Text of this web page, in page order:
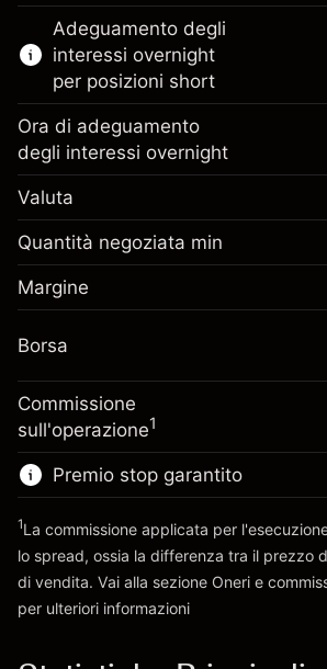
CFD
Knock-out
Margine. Il tuo
Adeguamento
finanziamento overnight
Oneri per l'intero valore della
posizione
Dimensione dell'operazione a
Denaro da leva ~
Vai alla piattaforma
Adeguamento degli
interessi overnight
per posizioni short
Margine. Il tuo
investimento
Oneri per l'intero valore della
posizione
Dimensione dell'operazione a
~$5,000.00
Denaro da leva ~
Vai alla piattaforma
Ora di adeguamento
degli interessi overnight
Valuta
Quantità negoziata min
Margine
Borsa
Commissione
sull'operazione1
Premio stop garantito
1La commissione applicata per
lo spread, ossia la differenza tra il prezzo
di vendita. Vai alla sezione Oneri e
per ulteriori informazioni